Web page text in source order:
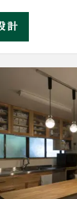
計